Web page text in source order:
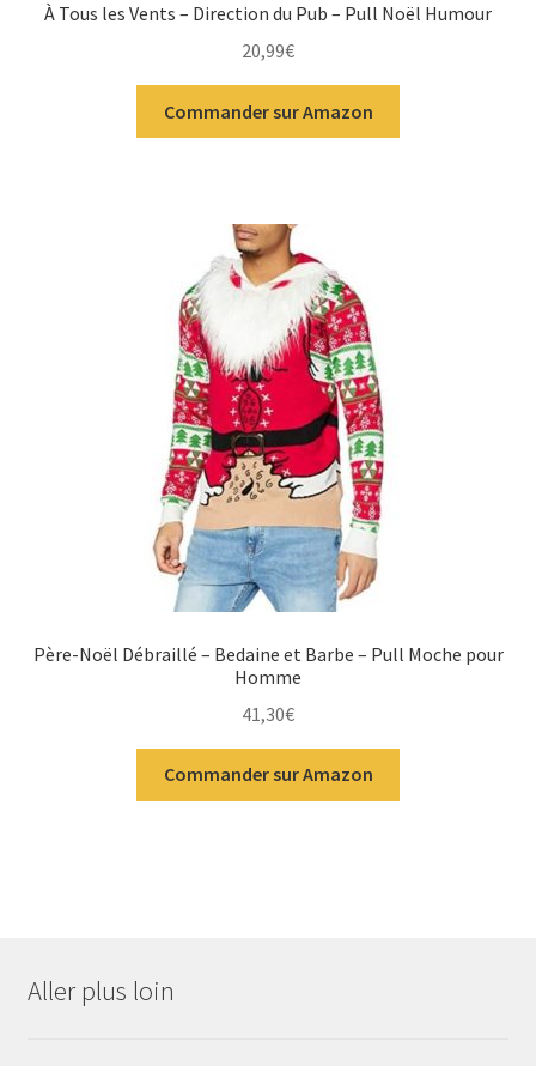
À Tous les Vents – Direction du Pub – Pull Noël Humour
20,99€
Commander sur Amazon
Père-Noël Débraillé – Bedaine et Barbe – Pull Moche pour
Homme
41,30€
Commander sur Amazon
Aller plus loin